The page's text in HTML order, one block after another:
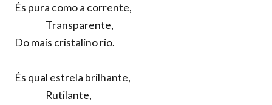
És pura como a corrente,
Transparente,
Do mais cristalino rio.
És qual estrela brilhante,
Rutilante,